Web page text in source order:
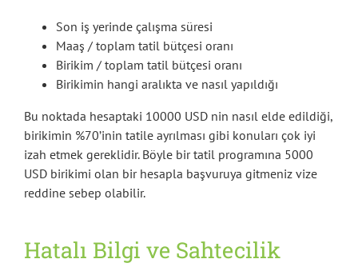
Son iş yerinde çalışma süresi
Maaş / toplam tatil bütçesi oranı
Birikim / toplam tatil bütçesi oranı
Birikimin hangi aralıkta ve nasıl yapıldığı
Bu noktada hesaptaki 10000 USD nin nasıl elde edildiği,
birikimin %70’inin tatile ayrılması gibi konuları çok iyi
izah etmek gereklidir. Böyle bir tatil programına 5000
USD birikimi olan bir hesapla başvuruya gitmeniz vize
reddine sebep olabilir.
Hatalı Bilgi ve Sahtecilik